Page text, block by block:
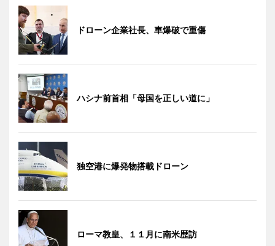
ドローン企業社長、車爆破で重傷
ハシナ前首相「母国を正しい道に」
独空港に爆発物搭載ドローン
ローマ教皇、１１月に南米歴訪